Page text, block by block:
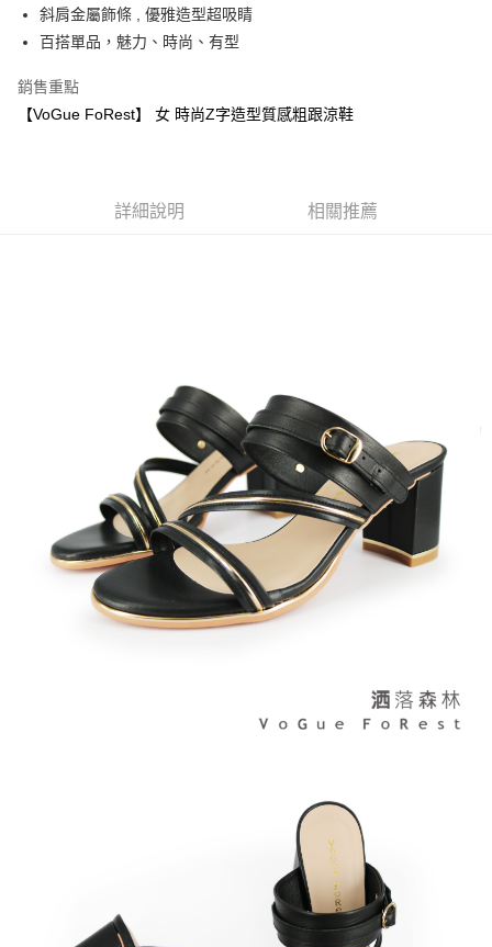
每筆NT$60，滿NT$1,000(含以上)免運費
每筆NT$60，滿NT$1,000(含以上)免運費
斜肩金屬飾條 , 優雅造型超吸睛
百搭單品，魅力、時尚、有型
銷售重點
【VoGue FoRest】 女 時尚Z字造型質感粗跟涼鞋
詳細說明 相關推薦